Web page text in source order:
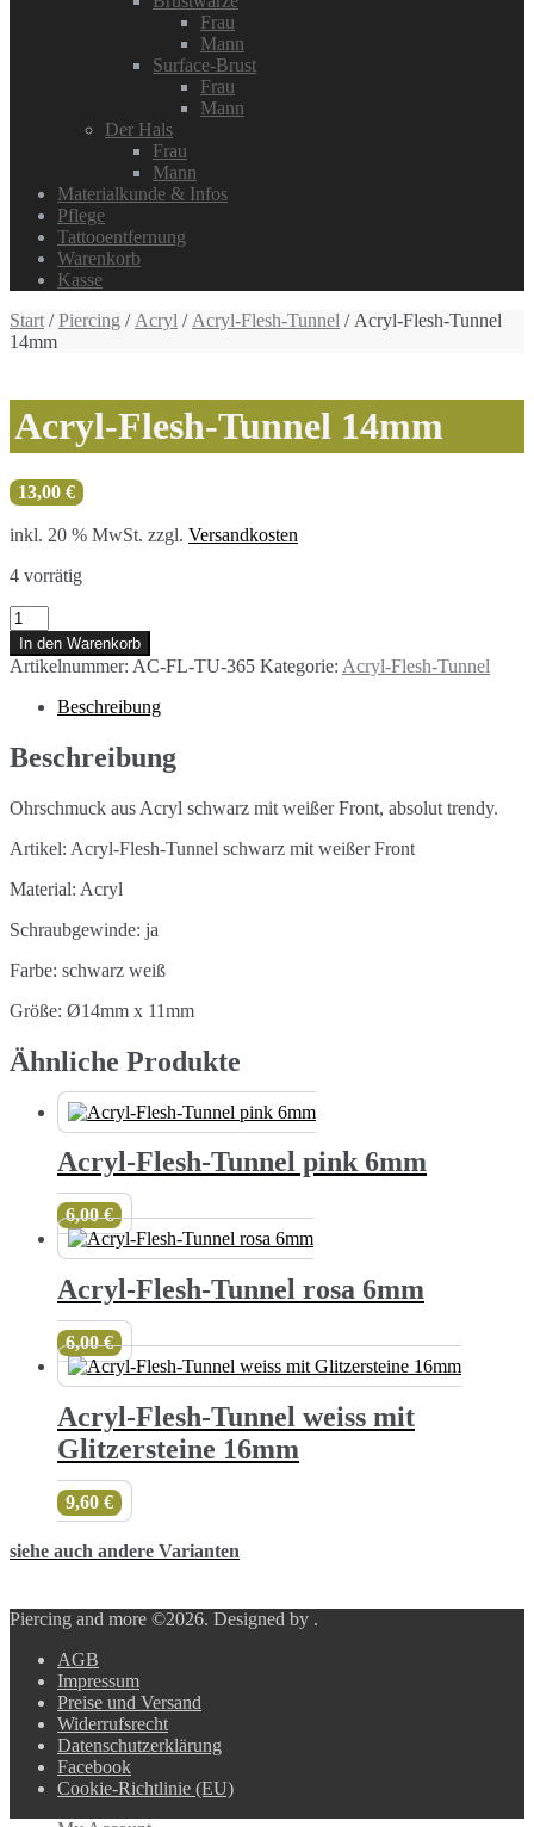
Frau
Mann
Surface-Brust
Frau
Mann
Der Hals
Frau
Mann
Materialkunde & Infos
Pflege
Tattooentfernung
Warenkorb
Kasse
Start /Piercing / Acryl / Acryl-Flesh-Tunnel / Acryl-Flesh-Tunnel
14mm
Acryl-Flesh-Tunnel 14mm
13,00 €
inkl. 20 % MwSt. zzgl. Versandkosten
4 vorrätig
Acryl-
Flesh-
Tunnel
14mm
Menge
In den Warenkorb
Artikelnummer: AC-FL-TU-365 Kategorie: Acryl-Flesh-Tunnel
Beschreibung
Beschreibung
Ohrschmuck aus Acryl schwarz mit weißer Front, absolut trendy.
Artikel: Acryl-Flesh-Tunnel schwarz mit weißer Front
Material: Acryl
Schraubgewinde: ja
Farbe: schwarz weiß
Größe: Ø14mm x 11mm
Ähnliche Produkte
Acryl-Flesh-Tunnel pink 6mm
6,00€
Acryl-Flesh-Tunnel rosa 6mm
6,00€
Acryl-Flesh-Tunnel weiss mit
Glitzersteine 16mm
9,60 €
siehe auch andere Varianten
Piercing and more ©2026. Designed by .
AGB
Impressum
Preise und Versand
Widerrufsrecht
Datenschutzerklärung
Facebook
Cookie-Richtlinie (EU)